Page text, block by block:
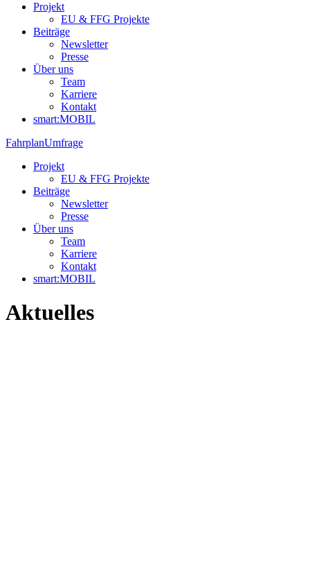
window
window
window
window
Projekt
EU & FFG Projekte
Beiträge
Newsletter
Presse
Über uns
Team
Karriere
Kontakt
smart:MOBIL
FahrplanUmfrage
Projekt
EU & FFG Projekte
Beiträge
Newsletter
Presse
Über uns
Team
Karriere
Kontakt
smart:MOBIL
Aktuelles